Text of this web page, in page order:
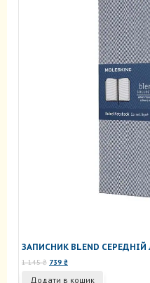
ЗАПИСНИК BLEND
1 145₴ Оригінальна
739 ₴Поточна
Додати в кошик